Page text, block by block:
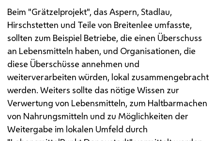
Beim "Grätzelprojekt", das Aspern, Stadlau,
Hirschstetten und Teile von Breitenlee umfasste,
sollten zum Beispiel Betriebe, die einen Überschuss
an Lebensmitteln haben, und Organisationen, die
diese Überschüsse annehmen und
weiterverarbeiten würden, lokal zusammengebracht
werden. Weiters sollte das nötige Wissen zur
Verwertung von Lebensmitteln, zum Haltbarmachen
von Nahrungsmitteln und zu Möglichkeiten der
Weitergabe im lokalen Umfeld durch